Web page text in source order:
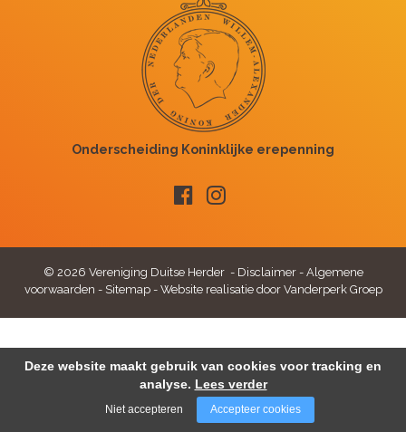
© 2026 Vereniging Duitse Herder - Disclaimer- Algemene
voorwaarden - Sitemap- Website realisatie door Vanderperk Groep
Deze website maakt gebruik van cookies voor tracking en
analyse. Lees verder
Niet accepteren Accepteer cookies